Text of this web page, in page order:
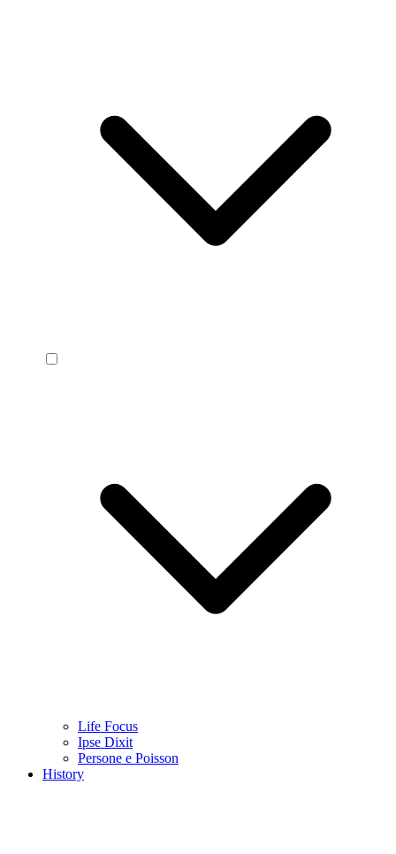
Life Focus
Ipse Dixit
Persone e Poisson
History